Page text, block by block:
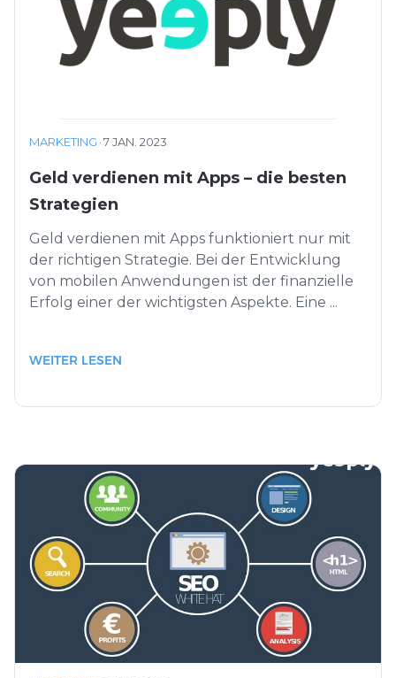
MARKETING ·7 JAN. 2023
Geld verdienen mit Apps – die besten
Strategien
Geld verdienen mit Apps funktioniert nur mit
der richtigen Strategie. Bei der Entwicklung
von mobilen Anwendungen ist der finanzielle
Erfolg einer der wichtigsten Aspekte. Eine ...
WEITER LESEN